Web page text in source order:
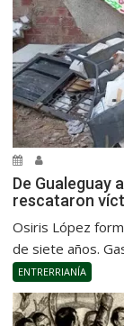
De Gualeguay
rescataron
Osiris López
de siete años.
ENTRERRIANÍA